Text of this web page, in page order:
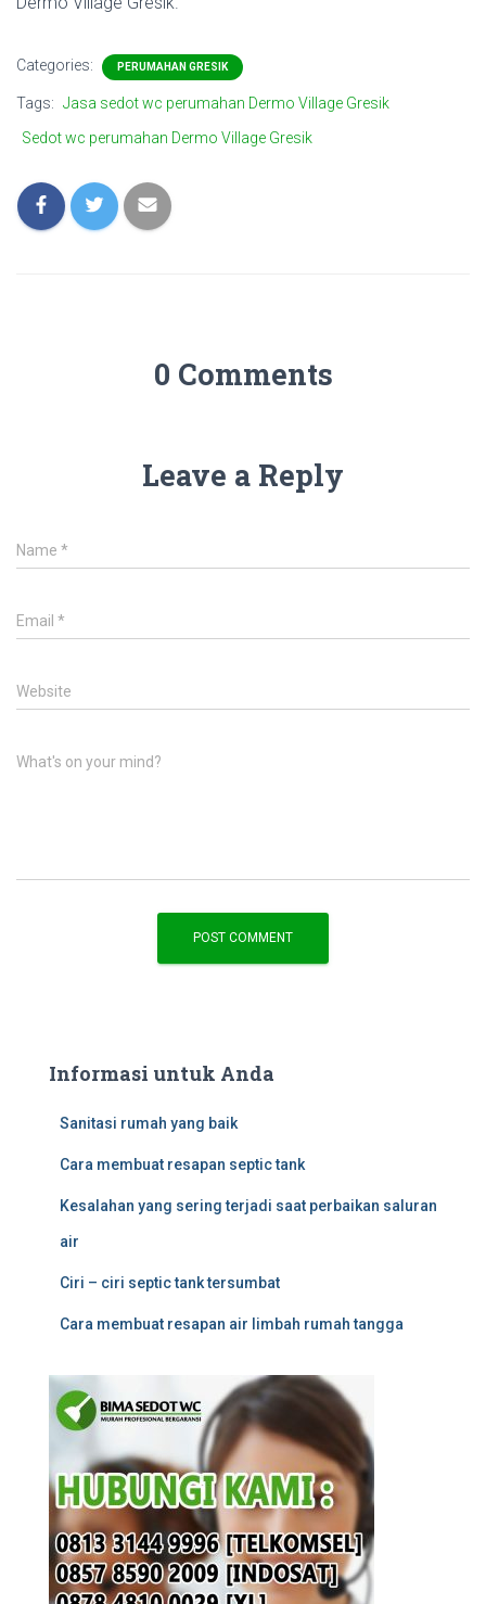
Categories: PERUMAHAN GRESIK
Tags: Jasa sedot wc perumahan Dermo Village Gresik
Sedot wc perumahan Dermo Village Gresik
0 Comments
Leave a Reply
Name *
Email *
Website
What's on your mind?
Informasi untuk Anda
Sanitasi rumah yang baik
Cara membuat resapan septic tank
Kesalahan yang sering terjadi saat perbaikan saluran
air
Ciri – ciri septic tank tersumbat
Cara membuat resapan air limbah rumah tangga